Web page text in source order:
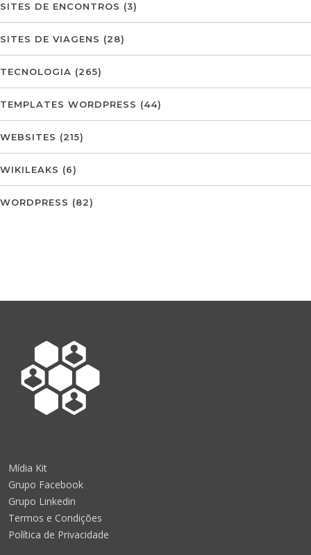
SITES DE ENCONTROS (3)
SITES DE VIAGENS (28)
TECNOLOGIA (265)
TEMPLATES WORDPRESS (44)
WEBSITES (215)
WIKILEAKS (6)
WORDPRESS (82)
Mídia Kit
Grupo Facebook
Grupo Linkedin
Termos e Condições
Política de Privacidade